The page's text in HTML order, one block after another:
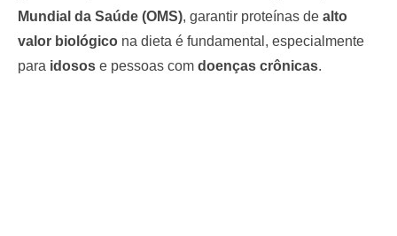
Mundial da Saúde (OMS), garantir proteínas de alto
valor biológico na dieta é fundamental, especialmente
para idosos e pessoas com doenças crônicas.